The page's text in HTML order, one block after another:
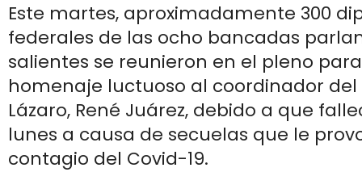
Este martes, aproximadamente 300
federales de las ocho bancadas
salientes se reunieron en el pleno
homenaje luctuoso al coordinador del
Lázaro, René Juárez, debido a que
lunes a causa de secuelas que le
contagio del Covid-19.